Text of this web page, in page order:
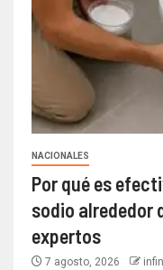
NACIONALES
Por qué es
sodio alrededor
expertos
7 agosto, 2026